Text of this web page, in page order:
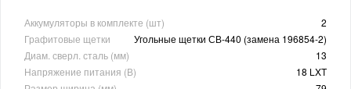
Аккумуляторы в комплекте (шт)
2
Графитовые щетки
Угольные щетки СВ-440 (замена 196854-2)
Диам. сверл. сталь (мм)
13
Напряжение питания (В)
18 LXT